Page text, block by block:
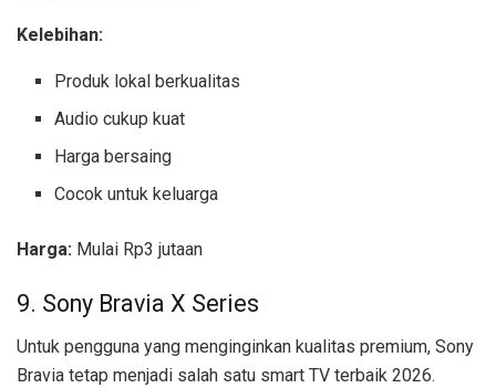
Kelebihan:
Produk lokal berkualitas
Audio cukup kuat
Harga bersaing
Cocok untuk keluarga
Harga: Mulai Rp3 jutaan
9. Sony Bravia X Series
Untuk pengguna yang menginginkan kualitas premium, Sony
Bravia tetap menjadi salah satu smart TV terbaik 2026.